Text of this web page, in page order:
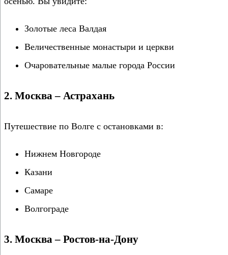
Золотые леса Валдая
Величественные монастыри и церкви
Очаровательные малые города России
2. Москва – Астрахань
Путешествие по Волге с остановками в:
Нижнем Новгороде
Казани
Самаре
Волгограде
3. Москва – Ростов-на-Дону